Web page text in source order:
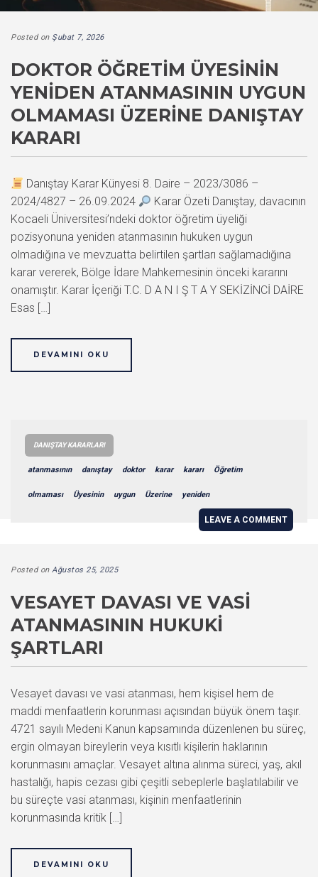
Posted on Şubat 7, 2026
DOKTOR ÖĞRETIM ÜYESININ
YENIDEN ATANMASININ UYGUN
OLMAMASI ÜZERINE DANIŞTAY
KARARI
Danıştay Karar Künyesi 8. Daire – 2023/3086 –
2024/4827 – 26.09.2024
Karar Özeti Danıştay, davacının
Kocaeli Üniversitesi’ndeki doktor öğretim üyeliği
pozisyonuna yeniden atanmasının hukuken uygun
olmadığına ve mevzuatta belirtilen şartları sağlamadığına
karar vererek, Bölge İdare Mahkemesinin önceki kararını
onamıştır. Karar İçeriği T.C. D A N I Ş T A Y SEKİZİNCİ DAİRE
Esas […]
DEVAMINI OKU
DANIŞTAY KARARLARI
atanmasının danıştay doktor karar kararı Öğretim
olmaması Üyesinin uygun Üzerine yeniden
LEAVE A COMMENT
Posted on Ağustos 25, 2025
VESAYET DAVASI VE VASI
ATANMASININ HUKUKI
ŞARTLARI
Vesayet davası ve vasi atanması, hem kişisel hem de
maddi menfaatlerin korunması açısından büyük önem taşır.
4721 sayılı Medeni Kanun kapsamında düzenlenen bu süreç,
ergin olmayan bireylerin veya kısıtlı kişilerin haklarının
korunmasını amaçlar. Vesayet altına alınma süreci, yaş, akıl
hastalığı, hapis cezası gibi çeşitli sebeplerle başlatılabilir ve
bu süreçte vasi atanması, kişinin menfaatlerinin
korunmasında kritik […]
DEVAMINI OKU